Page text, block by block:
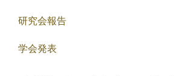
研究会報告
学会発表